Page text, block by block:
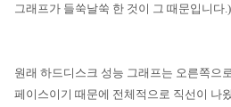
그래프가 들쑥날쑥 한 것이 그 때문입니다 .)
원래 하드디스크 성능 그래프는 오른쪽으
페이스이기 때문에 전체적으로 직선이 나